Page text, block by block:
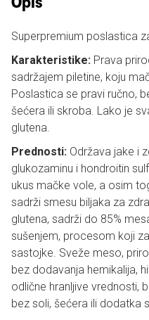
Superpremium poslastica
Karakteristike: Prava
sadržajem piletine, koju
Poslastica se pravi ručno,
šećera ili skroba. Lako je
glutena.
Prednosti: Održava jake i
glukozaminu i hondroitin
ukus mačke vole, a osim
sadrži smesu biljaka za
glutena, sadrži do 85%
sušenjem, procesom koji
sastojke. Sveže meso,
bez dodavanja hemikalija,
odlične hranljive vrednosti,
bez soli, šećera ili dodatka